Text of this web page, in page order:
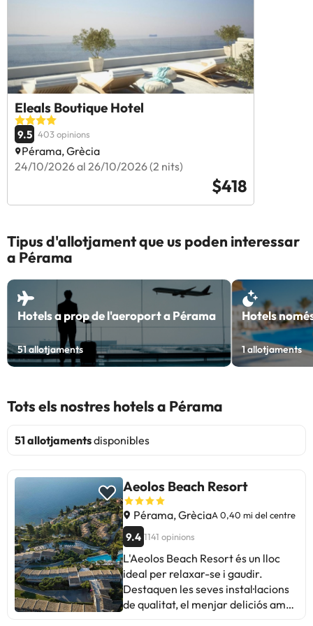
Eleals Boutique Hotel
9.5 403 opinions
Pérama, Grècia
24/10/2026 al 26/10/2026 (2 nits)
$418
Tipus d'allotjament que us poden interessar
a Pérama
Hotels a prop de l'aeroport a Pérama
51allotjaments
Hotels
1allotjaments
Tots els nostres hotels a Pérama
51 allotjamentsdisponibles
Aeolos Beach Resort
Pérama, GrèciaA 0,40 mi del centre
9.4 1141 opinions
L'Aeolos Beach Resort és un lloc
ideal per relaxar-se i gaudir.
Destaquen les seves instal·lacions
de qualitat, el menjar deliciós amb